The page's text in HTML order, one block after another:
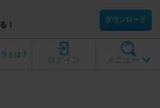
！
ダウンロード
メニュー
ログイン
とは？